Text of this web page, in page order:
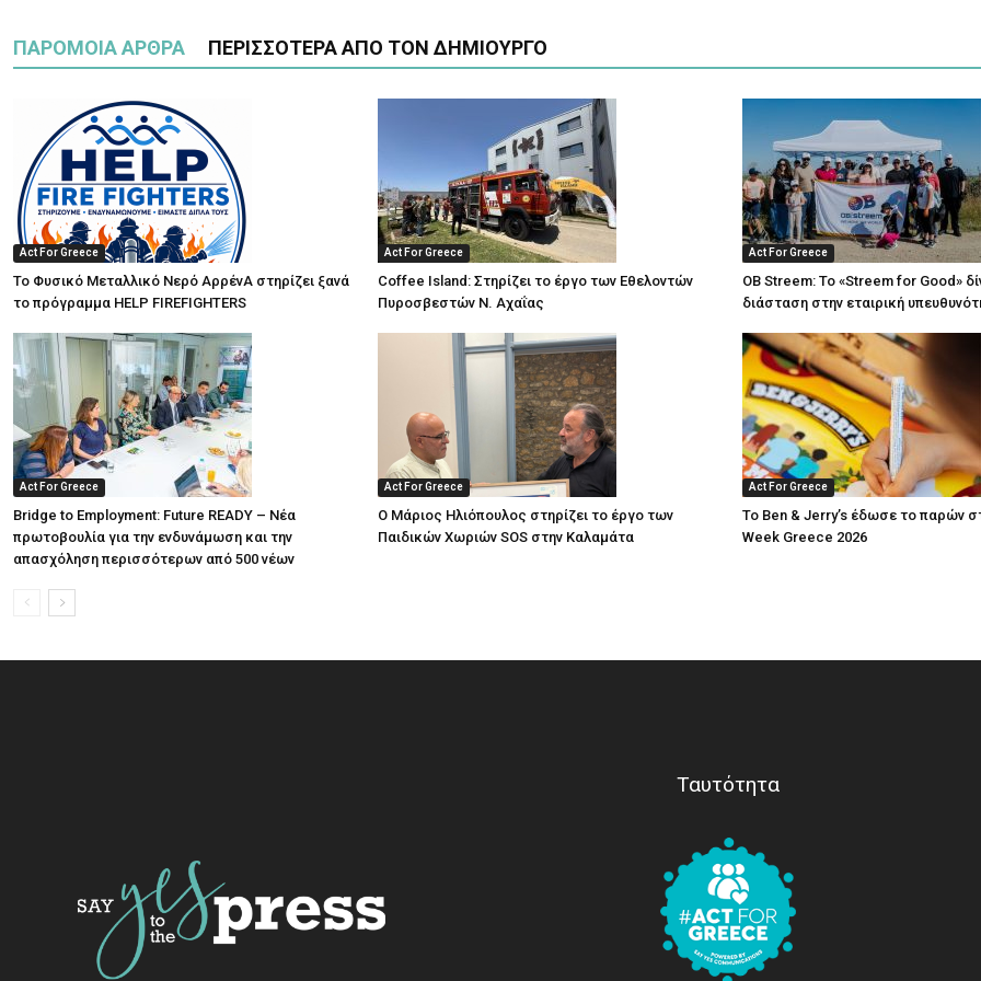
ΠΑΡΟΜΟΙΑ ΑΡΘΡΑ ΠΕΡΙΣΣΟΤΕΡΑ ΑΠΟ ΤΟΝ ΔΗΜΙΟΥΡΓΟ
Act For Greece
Το Φυσικό Μεταλλικό Νερό ΑρρένΑ στηρίζει ξανά
το πρόγραμμα HELP FIREFIGHTERS
Act For Greece
Coffee Island: Στηρίζει το έργο των Εθελοντών
Πυροσβεστών Ν. Αχαΐας
Act For Greece
OB Streem: Το «Streem for Good»
διάσταση στην εταιρική
Act For Greece
Bridge to Employment: Future READY – Νέα
πρωτοβουλία για την ενδυνάμωση και την
απασχόληση περισσότερων από 500 νέων
Act For Greece
Ο Μάριος Ηλιόπουλος στηρίζει το έργο των
Παιδικών Χωριών SOS στην Καλαμάτα
Act For Greece
Το Ben & Jerry’s έδωσε το παρών
Week Greece 2026
Ταυτότητα